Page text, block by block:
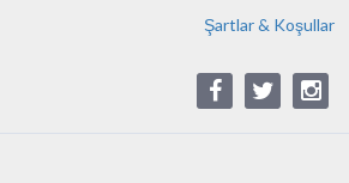
Şartlar & Koşullar